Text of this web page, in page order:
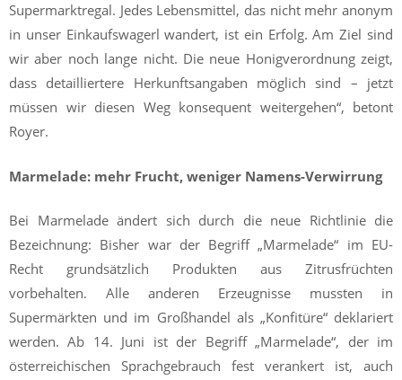
Supermarktregal. Jedes Lebensmittel, das nicht mehr anonym
in unser Einkaufswagerl wandert, ist ein Erfolg. Am Ziel sind
wir aber noch lange nicht. Die neue Honigverordnung zeigt,
dass detailliertere Herkunftsangaben möglich sind – jetzt
müssen wir diesen Weg konsequent weitergehen“, betont
Royer.
Marmelade: mehr Frucht, weniger Namens-Verwirrung
Bei Marmelade ändert sich durch die neue Richtlinie die
Bezeichnung: Bisher war der Begriff „Marmelade“ im EU-
Recht grundsätzlich Produkten aus Zitrusfrüchten
vorbehalten. Alle anderen Erzeugnisse mussten in
Supermärkten und im Großhandel als „Konfitüre“ deklariert
werden. Ab 14. Juni ist der Begriff „Marmelade“, der im
österreichischen Sprachgebrauch fest verankert ist, auch